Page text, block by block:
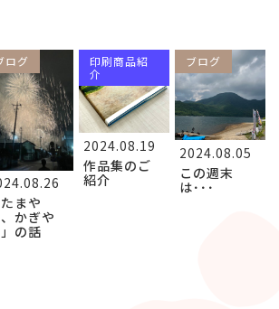
ログ
たまや
かぎや
の話
印刷商品紹
介
2024.08.19
作品集のご
紹介
ブログ
2024.08.05
この週末
は･･･